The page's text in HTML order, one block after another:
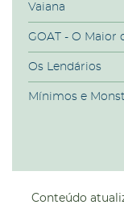
Vaiana
GOAT - O Maior
Os Lendários
Mínimos e
Conteúdo